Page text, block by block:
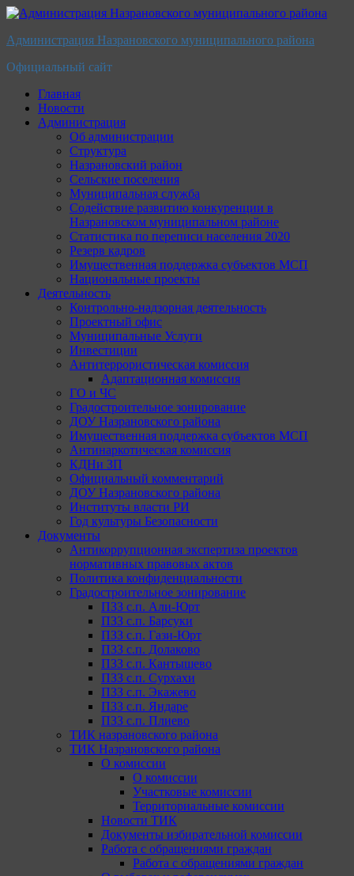
Перейти
содержимому
Администрация Назрановского муниципального района
Официальный сайт
Главная
Новости
Администрация
Об администрации
Структура
Назрановский район
Сельские поселения
Муниципальная служба
Содействие развитию конкуренции в
Назрановском муниципальном районе
Статистика по переписи населения 2020
Резерв кадров
Имущественная поддержка субъектов МСП
Национальные проекты
Деятельность
Контрольно-надзорная деятельность
Проектный офис
Муниципальные Услуги
Инвестиции
Антитеррористическая комиссия
Адаптационная комиссия
ГО и ЧС
Градостроительное зонирование
ДОУ Назрановского района
Имущественная поддержка субъектов МСП
Антинаркотическая комиссия
КДНи ЗП
Официальный комментарий
ДОУ Назрановского района
Институты власти РИ
Год культуры Безопасности
Документы
Антикоррупционная экспертиза проектов
нормативных правовых актов
Политика конфиденциальности
Градостроительное зонирование
ПЗЗ с.п. Али-Юрт
ПЗЗ с.п. Барсуки
ПЗЗ с.п. Гази-Юрт
ПЗЗ с.п. Долаково
ПЗЗ с.п. Кантышево
ПЗЗ с.п. Сурхахи
ПЗЗ с.п. Экажево
ПЗЗ с.п. Яндаре
ПЗЗ с.п. Плиево
ТИК назрановского района
ТИК Назрановского района
О комиссии
О комиссии
Участковые комиссии
Территориальные комиссии
Новости ТИК
Документы избирательной комиссии
Работа с обращениями граждан
Работа с обращениями граждан